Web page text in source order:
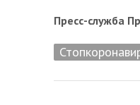
Пресс-служба